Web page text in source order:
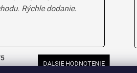
Rýchle dodanie.
DALSIE HODNOTENIE